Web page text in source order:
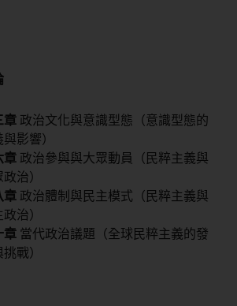
章 政治文化與意識型態（意識型態的
影響）
章 政治參與與大眾動員（民粹主義與
治）
章 政治體制與民主模式（民粹主義與
治）
章 當代政治議題（全球民粹主義的發
戰）